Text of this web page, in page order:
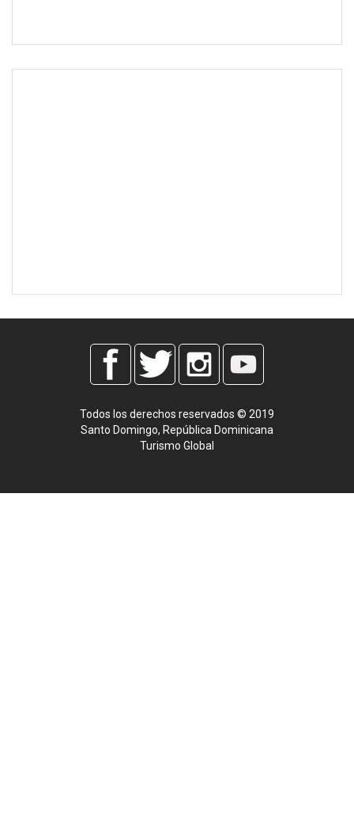
Todos los derechos reservados © 2019
Santo Domingo, República Dominicana
Turismo Global